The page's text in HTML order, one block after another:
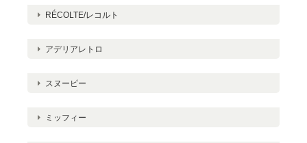
RÉCOLTE/レコルト
アデリアレトロ
スヌーピー
ミッフィー